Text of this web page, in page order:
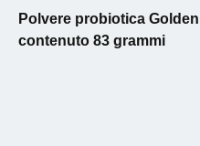
Polvere probiotica
contenuto 83 grammi